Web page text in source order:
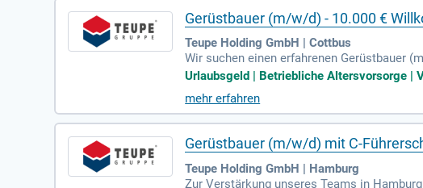
Gerüstbauer (m/w/d) - 10.000 €
Teupe Holding GmbH | Cottbus
Wir suchen einen erfahrenen Gerüstbauer
Hauptaufgaben umfassen den Auf-, Um-
Geschick aus. Ein Führerschein der
he Spesen für Montagetätigkeiten. Werden
Urlaubsgeld | Betriebliche Altersvorsorge |
mehr erfahren
Gerüstbauer (m/w/d) mit C-
Teupe Holding GmbH | Hamburg
Zur Verstärkung unseres Teams in